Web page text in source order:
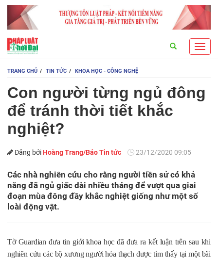
TRANG CHỦ TIN TỨC KHOA HỌC - CÔNG NGHỆ
Con người từng ngủ đông
để tránh thời tiết khắc
nghiệt?
Đăng bởi Hoàng Trang/Báo Tin tức 23/12/2020 09:05
Các nhà nghiên cứu cho rằng người tiền sử có khả
năng đã ngủ giấc dài nhiều tháng để vượt qua giai
đoạn mùa đông đầy khắc nghiệt giống như một số
loài động vật.
Tờ Guardian đưa tin giới khoa học đã đưa ra kết luận trên sau khi
nghiên cứu các bộ xương người hóa thạch được tìm thấy tại một bãi